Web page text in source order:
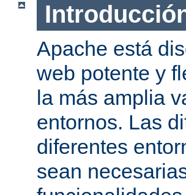
Apache está
web potente y
la más amplia
entornos. Las
diferentes
sean